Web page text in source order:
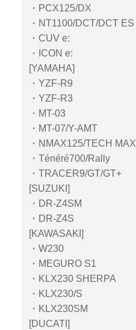
・PCX125/DX
・NT1100/DCT/DCT ES
・CUV e:
・ICON e:
[YAMAHA]
・YZF-R9
・YZF-R3
・MT-03
・MT-07/Y-AMT
・NMAX125/TECH MAX
・Ténéré700/Rally
・TRACER9/GT/GT+
[SUZUKI]
・DR-Z4SM
・DR-Z4S
[KAWASAKI]
・W230
・MEGURO S1
・KLX230 SHERPA
・KLX230/S
・KLX230SM
[DUCATI]